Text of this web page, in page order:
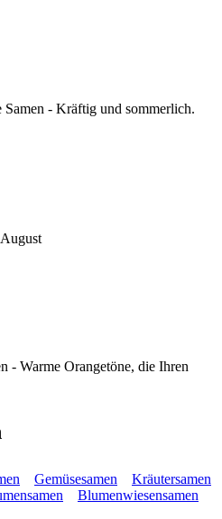
Samen - Kräftig und sommerlich.
- Warme Orangetöne, die Ihren
Gemüsesamen
Kräutersamen
Blumenwiesensamen